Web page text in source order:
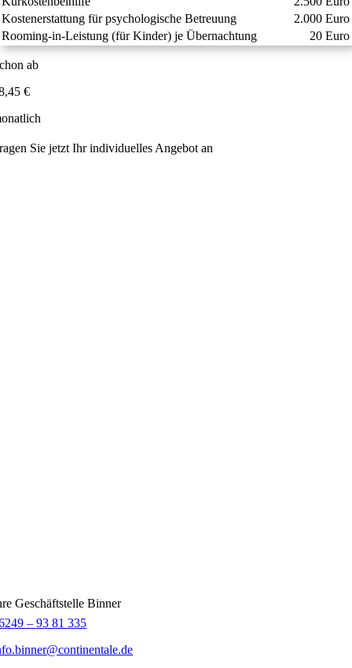
Kostenerstattung für psychologische Betreuung
2.000 Euro
Rooming-in-Leistung (für Kinder) je Übernachtung
20 Euro
ab
€
Sie jetzt Ihr individuelles Angebot an
Geschäftstelle Binner
– 93 81 335